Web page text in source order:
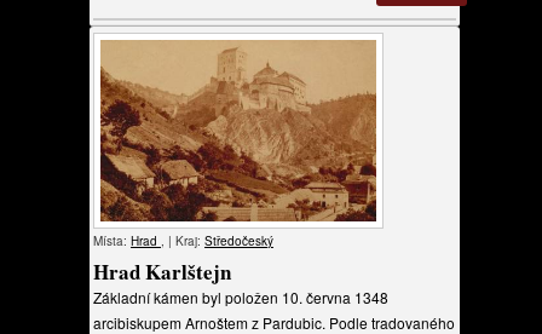
Místa: Hrad , | Kraj: Středočeský
Hrad Karlštejn
Základní kámen byl položen 10. června 1348
arcibiskupem Arnoštem z Pardubic. Podle tradovaného